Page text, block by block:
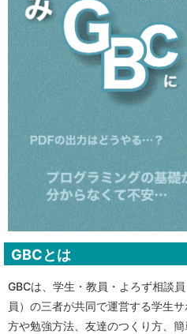
GBCとは
GBCは、学生・教員・よろず相談
員）の三者が共同で運営する学生
方や勉強方法、友達のつくり方、